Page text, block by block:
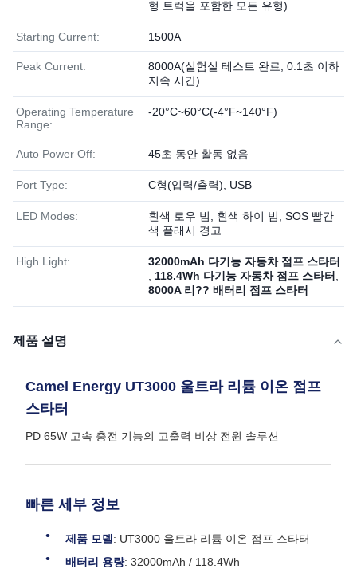
형 트럭을 포함한 모든 유형)
Starting Current: 1500A
Peak Current:
8000A(실험실 테스트 완료, 0.1초 이하
지속 시간)
Operating Temperature
Range:
-20°C~60°C(-4°F~140°F)
Auto Power Off: 45초 동안 활동 없음
Port Type: C형(입력/출력), USB
LED Modes:
흰색 로우 빔, 흰색 하이 빔, SOS 빨간
색 플래시 경고
High Light:
32000mAh 다기능 자동차 점프 스타터
118.4Wh 다기능 자동차 점프 스타터
8000A 리?? 배터리 점프 스타터
제품 설명
Camel Energy UT3000 울트라 리튬 이온 점프
스타터
PD 65W 고속 충전 기능의 고출력 비상 전원 솔루션
빠른 세부 정보
제품 모델 : UT3000 울트라 리튬 이온 점프 스타터
배터리 용량: 32000mAh / 118.4Wh